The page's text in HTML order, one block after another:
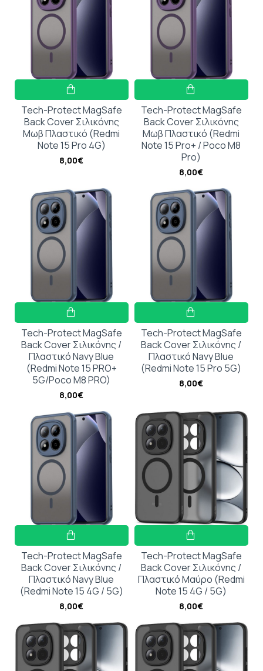
Tech-Protect MagSafe
Back Cover Σιλικόνης
Μωβ Πλαστικό (Redmi
Note 15 Pro 4G)
8,00€
Tech-Protect MagSafe
Back Cover Σιλικόνης
Μωβ Πλαστικό (Redmi
Note 15 Pro+ / Poco M8
Pro)
8,00€
Tech-Protect MagSafe
Back Cover Σιλικόνης /
Πλαστικό Navy Blue
(Redmi Note 15 PRO+
5G/Poco M8 PRO)
8,00€
Tech-Protect MagSafe
Back Cover Σιλικόνης /
Πλαστικό Navy Blue
(Redmi Note 15 Pro 5G)
8,00€
Tech-Protect MagSafe
Back Cover Σιλικόνης /
Πλαστικό Navy Blue
(Redmi Note 15 4G / 5G)
8,00€
Tech-Protect MagSafe
Back Cover Σιλικόνης /
Πλαστικό Μαύρο (Redmi
Note 15 4G / 5G)
8,00€